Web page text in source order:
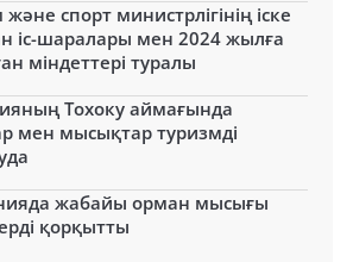
спорт министрлігінің іске
іс-шаралары мен 2024 жылға
міндеттері туралы
Тохоку аймағында
мен мысықтар туризмді
жабайы орман мысығы
қорқытты